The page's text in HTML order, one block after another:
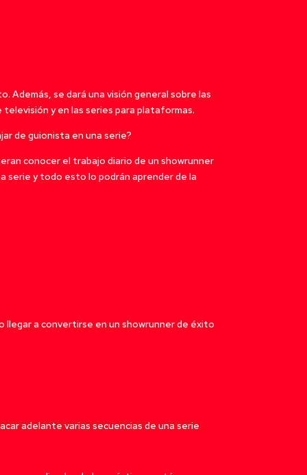
Además, se dará una visión general sobre las
y en las series para plataformas.
de guionista en una serie?
conocer el trabajo diario de un showrunner
serie y todo esto lo podrán aprender de la
llegar a convertirse en un showrunner de éxito
adelante varias secuencias de una serie